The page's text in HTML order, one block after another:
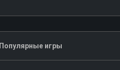
Популярные игры